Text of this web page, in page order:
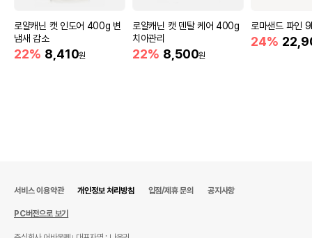
로얄캐닌 캣 인도어 400g 변
냄새 감소
22% 8,410원
로얄캐닌 캣 덴탈 케어 400g
치아관리
22% 8,500원
로마샌드 파인
24%
서비스 이용약관 개인정보 처리방침 입점/제휴 문의 공지사항
PC버전으로 보기